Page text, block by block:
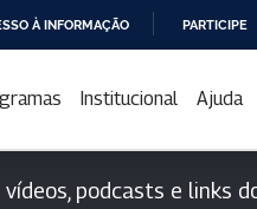
À INFORMAÇÃO PARTICIPE
Institucional Ajuda
podcasts e links